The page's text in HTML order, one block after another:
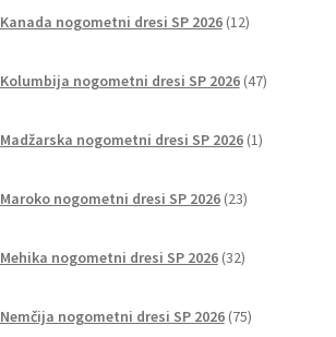
Kanada nogometni dresi SP 2026 12izdelkov
Kolumbija nogometni dresi SP 2026 47izdelkov
Madžarska nogometni dresi SP 2026 1izdelek
Maroko nogometni dresi SP 2026 23izdelkov
Mehika nogometni dresi SP 2026 32izdelkov
Nemčija nogometni dresi SP 2026 75izdelkov